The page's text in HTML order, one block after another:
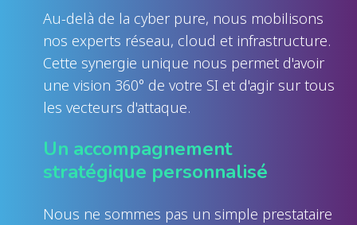
Au-delà de la cyber pure, nous mobilisons
nos experts réseau, cloud et infrastructure.
Cette synergie unique nous permet d'avoir
une vision 360° de votre SI et d'agir sur tous
les vecteurs d'attaque.
Un accompagnement
stratégique personnalisé
Nous ne sommes pas un simple prestataire